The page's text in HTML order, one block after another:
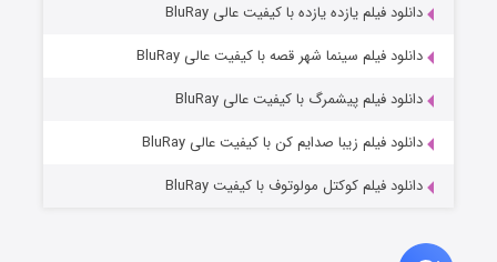
دانلود فیلم یازده یازده با کیفیت عالی BluRay
دانلود فیلم سینما شهر قصه با کیفیت عالی BluRay
دانلود فیلم پیشمرگ با کیفیت عالی BluRay
دانلود فیلم زیبا صدایم کن با کیفیت عالی BluRay
دانلود فیلم کوکتل مولوتوف با کیفیت BluRay